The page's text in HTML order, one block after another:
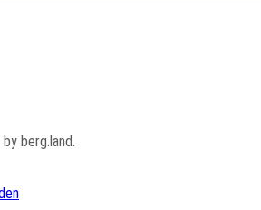
berg.land.